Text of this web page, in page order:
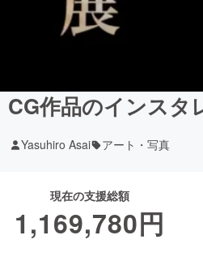
作品のインスタ
Yasuhiro Asai アート・写真
現在の支援総額
1,169,780円